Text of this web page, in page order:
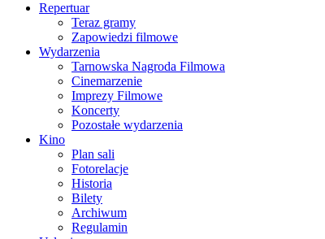
Repertuar
Teraz gramy
Zapowiedzi filmowe
Wydarzenia
Tarnowska Nagroda Filmowa
Cinemarzenie
Imprezy Filmowe
Koncerty
Pozostałe wydarzenia
Kino
Plan sali
Fotorelacje
Historia
Bilety
Archiwum
Regulamin